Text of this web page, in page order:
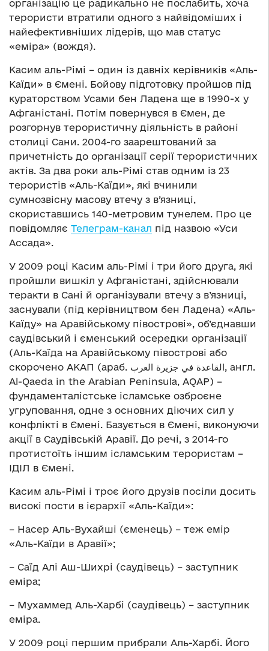
організацію це радикально не послабить, хоча
терористи втратили одного з найвідоміших і
найефективніших лідерів, що мав статус
«еміра» (вождя).
Касим аль-Рімі – один із давніх керівників «Аль-
Каїди» в Ємені. Бойову підготовку пройшов під
кураторством Усами бен Ладена ще в 1990-х у
Афганістані. Потім повернувся в Ємен, де
розгорнув терористичну діяльність в районі
столиці Сани. 2004-го заарештований за
причетність до організації серії терористичних
актів. За два роки аль-Рімі став одним із 23
терористів «Аль-Каїди», які вчинили
сумнозвісну масову втечу з в’язниці,
скориставшись 140-метровим тунелем. Про це
повідомляє Телеграм-канал під назвою «Уси
Ассада».
У 2009 році Касим аль-Рімі і три його друга, які
пройшли вишкіл у Афганістані, здійснювали
теракти в Сані й організували втечу з в’язниці,
заснували (під керівництвом бен Ладена) «Аль-
Каїду» на Аравійському півострові», об’єднавши
саудівський і єменський осередки організації
(Аль-Каїда на Аравійському півострові або
скорочено АКАП (араб. القاعدة في جزيرة العرب, англ.
Al-Qaeda in the Arabian Peninsula, AQAP) –
фундаменталістське ісламське озброєне
угруповання, одне з основних діючих сил у
конфлікті в Ємені. Базується в Ємені, виконуючи
акції в Саудівській Аравії. До речі, з 2014-го
протистоїть іншим ісламським терористам –
ІДІЛ в Ємені.
Касим аль-Рімі і троє його друзів посіли досить
високі пости в ієрархії «Аль-Каїди»:
– Насер Аль-Вухайші (єменець) – теж емір
«Аль-Каїди в Аравії»;
– Саїд Алі Аш-Шихрі (саудівець) – заступник
еміра;
– Мухаммед Аль-Харбі (саудівець) – заступник
еміра.
У 2009 році першим прибрали Аль-Харбі. Його